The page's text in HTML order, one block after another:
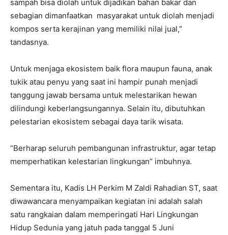
sampah bisa diolah untuk dijadikan bahan bakar dan
sebagian dimanfaatkan masyarakat untuk diolah menjadi
kompos serta kerajinan yang memiliki nilai jual,”
tandasnya.
Untuk menjaga ekosistem baik flora maupun fauna, anak
tukik atau penyu yang saat ini hampir punah menjadi
tanggung jawab bersama untuk melestarikan hewan
dilindungi keberlangsungannya. Selain itu, dibutuhkan
pelestarian ekosistem sebagai daya tarik wisata.
“Berharap seluruh pembangunan infrastruktur, agar tetap
memperhatikan kelestarian lingkungan” imbuhnya.
Sementara itu, Kadis LH Perkim M Zaldi Rahadian ST, saat
diwawancara menyampaikan kegiatan ini adalah salah
satu rangkaian dalam memperingati Hari Lingkungan
Hidup Sedunia yang jatuh pada tanggal 5 Juni